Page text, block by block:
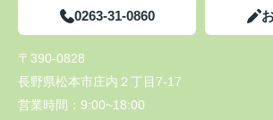
0263-31-0860
〒390-0828
長野県松本市庄内２丁目7-17
営業時間： 9:00~18:00